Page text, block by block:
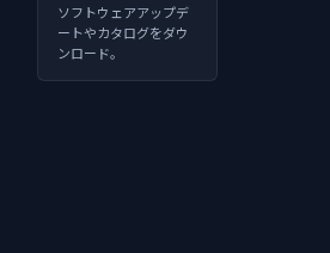
ソフトウェアアップデ
ートやカタログをダウ
ンロード。